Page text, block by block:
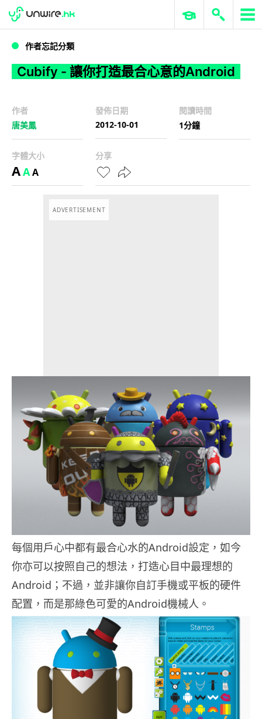
Cubify - 讓你打造最合心意的Android
WWDC 2026 ERP 與商業 AI
作者忘記分類
Cubify - 讓你打造最合心意的Android
作者
唐美鳳
發佈日期
2012-10-01
閱讀時間
1分鐘
字體大小
AAA
分享
ADVERTISEMENT
每個用戶心中都有最合心水的Android設定，如今
你亦可以按照自己的想法，打造心目中最理想的
Android；不過，並非讓你自訂手機或平板的硬件
配置，而是那綠色可愛的Android機械人。